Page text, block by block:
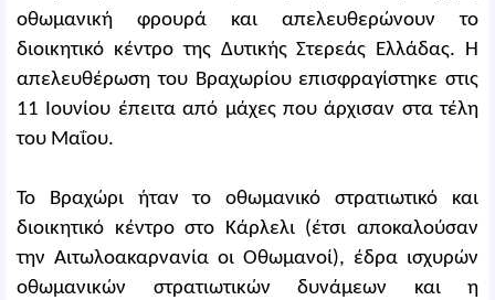
οθωμανική φρουρά και απελευθερώνουν το
διοικητικό κέντρο της Δυτικής Στερεάς Ελλάδας. Η
απελευθέρωση του Βραχωρίου επισφραγίστηκε στις
11 Ιουνίου έπειτα από μάχες που άρχισαν στα τέλη
του Μαΐου.
Το Βραχώρι ήταν το οθωμανικό στρατιωτικό και
διοικητικό κέντρο στο Κάρλελι (έτσι αποκαλούσαν
την Αιτωλοακαρνανία οι Οθωμανοί), έδρα ισχυρών
οθωμανικών στρατιωτικών δυνάμεων και η